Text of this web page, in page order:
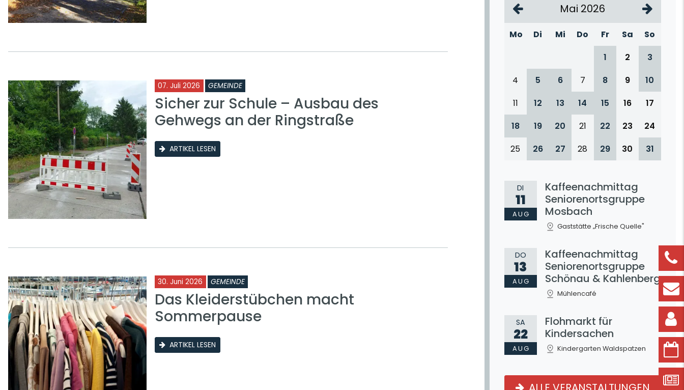
07. Juli 2026 GEMEINDE
Sicher zur Schule – Ausbau des
Gehwegs an der Ringstraße
ARTIKEL LESEN
30. Juni 2026 GEMEINDE
Das Kleiderstübchen macht
Sommerpause
ARTIKEL LESEN
Mai 2026
Mo Di Mi Do Fr Sa
So
1
2
3
4
5 6 7 8 9
10
11
12 13 14 15 16
17
18
19 20 21 22 23
24
25
26 27 28 29 30 31
DI
11
AUG
Kaffeenachmittag
Seniorenortsgruppe
Mosbach
Gaststätte „Frische Quelle"
DO
13
AUG
Kaffeenachmittag
Seniorenortsgruppe
Schönau & Kahlenberg
Mühlencafé
SA
22
AUG
Flohmarkt für
Kindersachen
Kindergarten Waldspatzen